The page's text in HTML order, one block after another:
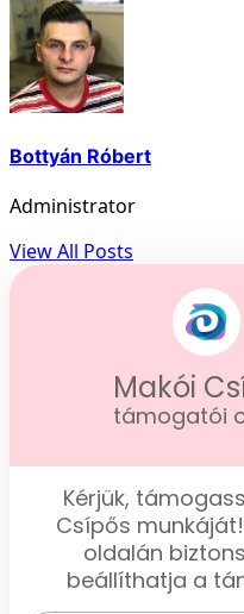
Bottyán Róbert
Administrator
View All Posts
Makói
támogatói
Kérjük,
Csípős
oldalán
beállíthatja a